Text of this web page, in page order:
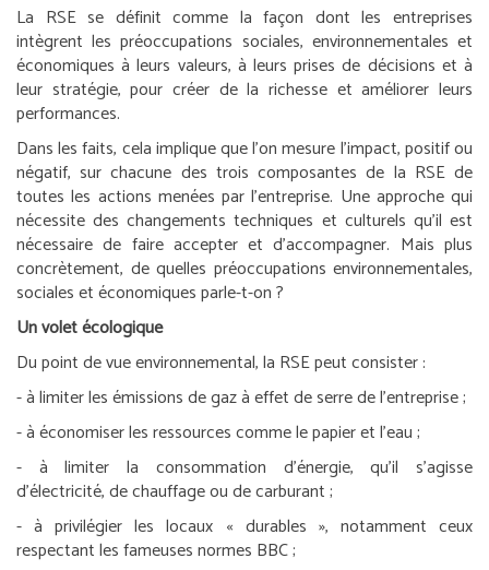
La RSE se définit comme la façon dont les entreprises
intègrent les préoccupations sociales, environnementales et
économiques à leurs valeurs, à leurs prises de décisions et à
leur stratégie, pour créer de la richesse et améliorer leurs
performances.
Dans les faits, cela implique que l’on mesure l’impact, positif ou
négatif, sur chacune des trois composantes de la RSE de
toutes les actions menées par l’entreprise. Une approche qui
nécessite des changements techniques et culturels qu’il est
nécessaire de faire accepter et d’accompagner. Mais plus
concrètement, de quelles préoccupations environnementales,
sociales et économiques parle-t-on ?
Un volet écologique
Du point de vue environnemental, la RSE peut consister :
- à limiter les émissions de gaz à effet de serre de l’entreprise ;
- à économiser les ressources comme le papier et l’eau ;
- à limiter la consommation d’énergie, qu’il s’agisse
d’électricité, de chauffage ou de carburant ;
- à privilégier les locaux « durables », notamment ceux
respectant les fameuses normes BBC ;